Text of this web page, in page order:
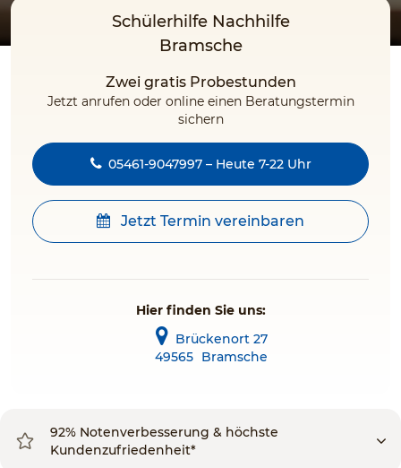
Schülerhilfe Nachhilfe
Bramsche
Zwei gratis Probestunden
Jetzt anrufen oder online einen Beratungstermin
sichern
05461-9047997 – Heute 7-22 Uhr
Jetzt Termin vereinbaren
Hier finden Sie uns:
Brückenort 27
49565 Bramsche
92% Notenverbesserung & höchste
Kundenzufriedenheit*